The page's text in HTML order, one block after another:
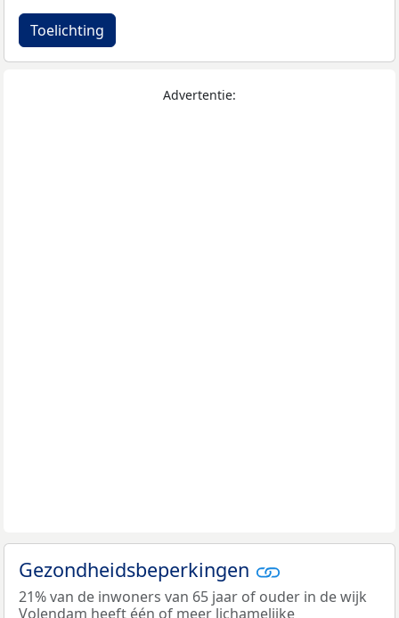
Toelichting
Advertentie:
Gezondheidsbeperkingen
21% van de inwoners van 65 jaar of ouder in de wijk
Volendam heeft één of meer lichamelijke